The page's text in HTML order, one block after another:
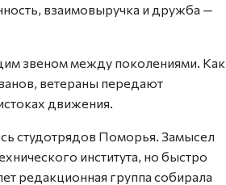
взаимовыручка и дружба —
звеном между поколениями. Как
ветераны передают
движения.
студотрядов Поморья. Замысел
института, но быстро
редакционная группа собирала